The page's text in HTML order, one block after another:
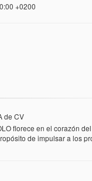
+0200
de CV
florece en el corazón
de impulsar a los